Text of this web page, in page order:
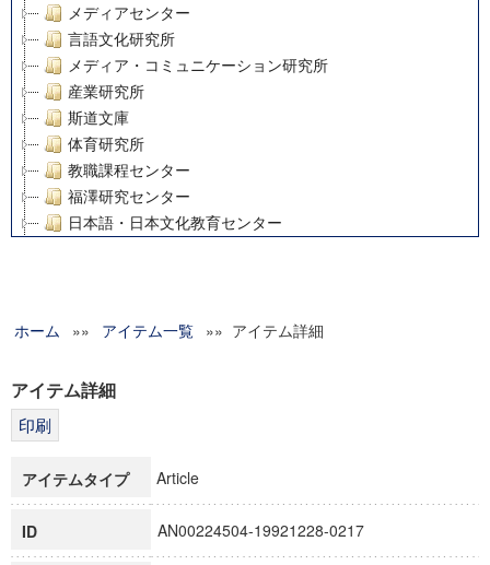
メディアセンター
言語文化研究所
メディア・コミュニケーション研究所
産業研究所
斯道文庫
体育研究所
教職課程センター
福澤研究センター
日本語・日本文化教育センター
グローバルリサーチインスティテュート
科学研究費補助金研究成果報告書
博士課程教育リーディングプログラム「超成熟社会発展のサ
ホーム »» アイテム一覧 »» アイテム詳細
アイテム詳細
アイテムタイプ Article
ID AN00224504-19921228-0217